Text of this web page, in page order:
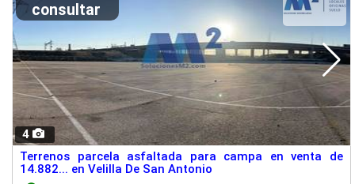
4
consultar
Terrenos parcela asfaltada para campa en venta de
14.882... en Velilla De San Antonio